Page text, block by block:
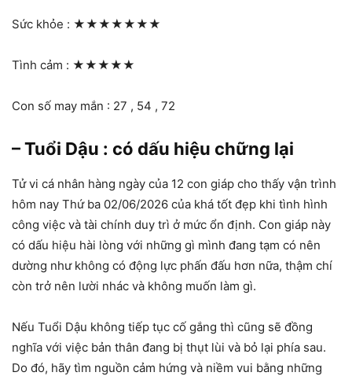
Sức khỏe : ★★★★★★★
Tình cảm : ★★★★★
Con số may mắn : 27 , 54 , 72
– Tuổi Dậu : có dấu hiệu chững lại
Tử vi cá nhân hàng ngày của 12 con giáp cho thấy vận trình
hôm nay Thứ ba 02/06/2026 của khá tốt đẹp khi tình hình
công việc và tài chính duy trì ở mức ổn định. Con giáp này
có dấu hiệu hài lòng với những gì mình đang tạm có nên
dường như không có động lực phấn đấu hơn nữa, thậm chí
còn trở nên lười nhác và không muốn làm gì.
Nếu Tuổi Dậu không tiếp tục cố gắng thì cũng sẽ đồng
nghĩa với việc bản thân đang bị thụt lùi và bỏ lại phía sau.
Do đó, hãy tìm nguồn cảm hứng và niềm vui bằng những